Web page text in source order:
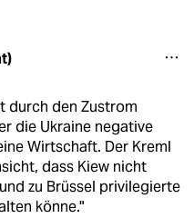
durch den Zustrom
die Ukraine negative
Wirtschaft. Der Kreml
dass Kiew nicht
zu Brüssel privilegierte
könne."